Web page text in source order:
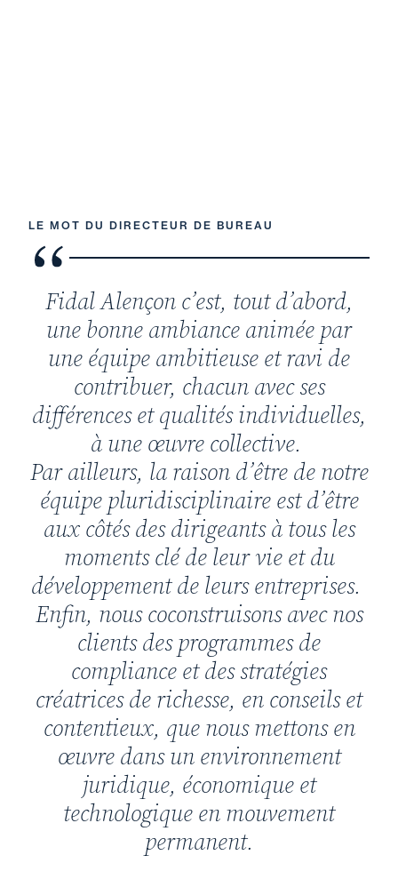
LE MOT DU DIRECTEUR DE BUREAU
Fidal Alençon c’est, tout d’abord,
une bonne ambiance animée par
une équipe ambitieuse et ravi de
contribuer, chacun avec ses
différences et qualités individuelles,
à une œuvre collective.
Par ailleurs, la raison d’être de notre
équipe pluridisciplinaire est d’être
aux côtés des dirigeants à tous les
moments clé de leur vie et du
développement de leurs entreprises.
Enfin, nous coconstruisons avec nos
clients des programmes de
compliance et des stratégies
créatrices de richesse, en conseils et
contentieux, que nous mettons en
œuvre dans un environnement
juridique, économique et
technologique en mouvement
permanent.